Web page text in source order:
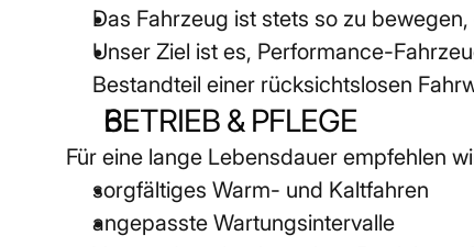
Das Fahrzeug ist stets so zu
Unser Ziel ist es, Performance-
Bestandteil einer rücksichtslosen
BETRIEB & PFLEGE
Für eine lange Lebensdauer empfehlen
sorgfältiges Warm- und Kaltfahren
angepasste Wartungsintervalle